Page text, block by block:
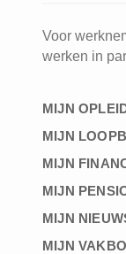
Voor
werken in
MIJN
MIJN
MIJN
MIJN
MIJN
MIJN